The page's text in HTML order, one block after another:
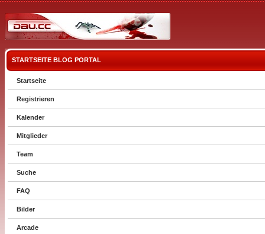
STARTSEITE BLOG PORTAL
Startseite
Registrieren
Kalender
Mitglieder
Team
Suche
FAQ
Bilder
Arcade